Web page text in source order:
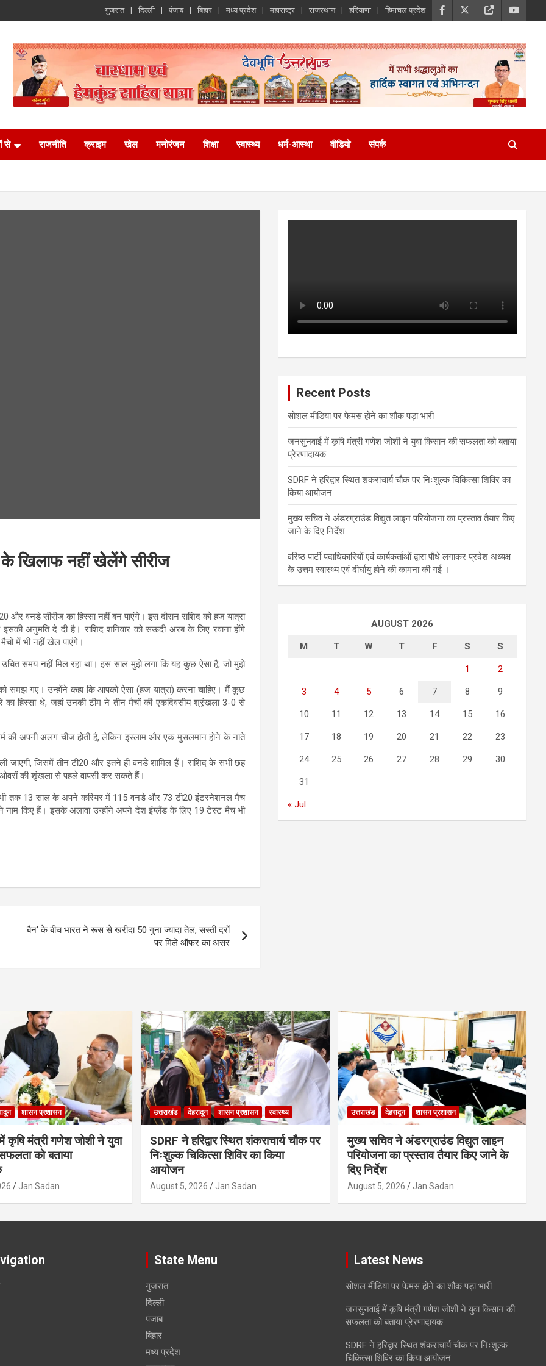
गुजरात दिल्ली पंजाब बिहार मध्य प्रदेश महाराष्ट्र राजस्थान हरियाणा हिमाचल प्रदेश
से राजनीति क्राइम खेल मनोरंजन शिक्षा स्वास्थ्य धर्म-आस्था वीडियो संपर्क
के खिलाफ नहीं खेलेंगे सीरीज
वनडे सीरीज का हिस्सा नहीं बन पाएंगे। इस दौरान राशिद को हज यात्रा
अनुमति दे दी है। राशिद शनिवार को सऊदी अरब के लिए रवाना होंगे
में भी नहीं खेल पाएंगे।
समय नहीं मिल रहा था। इस साल मुझे लगा कि यह कुछ ऐसा है, जो मुझे
समझ गए। उन्होंने कहा कि आपको ऐसा (हज यात्रा) करना चाहिए। मैं कुछ
का हिस्सा थे, जहां उनकी टीम ने तीन मैचों की एकदिवसीय श्रृंखला 3-0 से
की अपनी अलग चीज होती है, लेकिन इस्लाम और एक मुसलमान होने के नाते
जिसमें तीन टी20 और इतने ही वनडे शामिल हैं। राशिद के सभी छह
की शृंखला से पहले वापसी कर सकते हैं।
तक 13 साल के अपने करियर में 115 वनडे और 73 टी20 इंटरनेशनल मैच
किए हैं। इसके अलावा उन्होंने अपने देश इंग्लैंड के लिए 19 टेस्ट मैच भी
बैन’ के बीच भारत ने रूस से खरीदा 50 गुना ज्यादा तेल, सस्ती दरों
पर मिले ऑफर का असर
Recent Posts
सोशल मीडिया पर फेमस होने का शौक पड़ा भारी
जनसुनवाई में कृषि मंत्री गणेश जोशी ने युवा किसान की सफलता को बताया
प्रेरणादायक
SDRF ने हरिद्वार स्थित शंकराचार्य चौक पर निःशुल्क चिकित्सा शिविर का
किया आयोजन
मुख्य सचिव ने अंडरग्राउंड विद्युत लाइन परियोजना का प्रस्ताव तैयार किए
जाने के दिए निर्देश
वरिष्ठ पार्टी पदाधिकारियों एवं कार्यकर्ताओं द्वारा पौधे लगाकर प्रदेश अध्यक्ष
के उत्तम स्वास्थ्य एवं दीर्घायु होने की कामना की गई ।
AUGUST 2026
M T W T F S S
1 2
3 4 5 6 7 8 9
10 11 12 13 14 15 16
17 18 19 20 21 22 23
24 25 26 27 28 29 30
31
« Jul
शासन प्रशासन
कृषि मंत्री गणेश जोशी ने युवा
को बताया
Jan Sadan
उत्तराखंड देहरादून शासन प्रशासन स्वास्थ्य
SDRF ने हरिद्वार स्थित शंकराचार्य चौक पर
निःशुल्क चिकित्सा शिविर का किया
आयोजन
August 5, 2026 Jan Sadan
उत्तराखंड देहरादून शासन प्रशासन
मुख्य सचिव ने अंडरग्राउंड विद्युत लाइन
परियोजना का प्रस्ताव तैयार किए जाने के
दिए निर्देश
August 5, 2026 Jan Sadan
State Menu
गुजरात
दिल्ली
पंजाब
बिहार
मध्य प्रदेश
Latest News
सोशल मीडिया पर फेमस होने का शौक पड़ा भारी
जनसुनवाई में कृषि मंत्री गणेश जोशी ने युवा किसान की
सफलता को बताया प्रेरणादायक
SDRF ने हरिद्वार स्थित शंकराचार्य चौक पर निःशुल्क
चिकित्सा शिविर का किया आयोजन